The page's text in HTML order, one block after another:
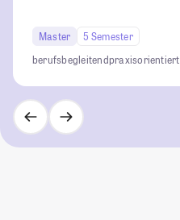
Master
5 Semester
berufsbegleitendpraxisorientiert